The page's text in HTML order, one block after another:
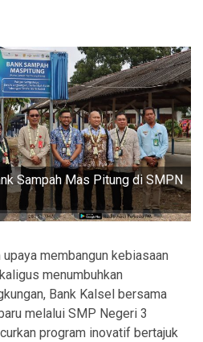
Sampah Mas Pitung di SMPN
upaya membangun kebiasaan
menumbuhkan
Bank Kalsel bersama
melalui SMP Negeri 3
program inovatif bertajuk